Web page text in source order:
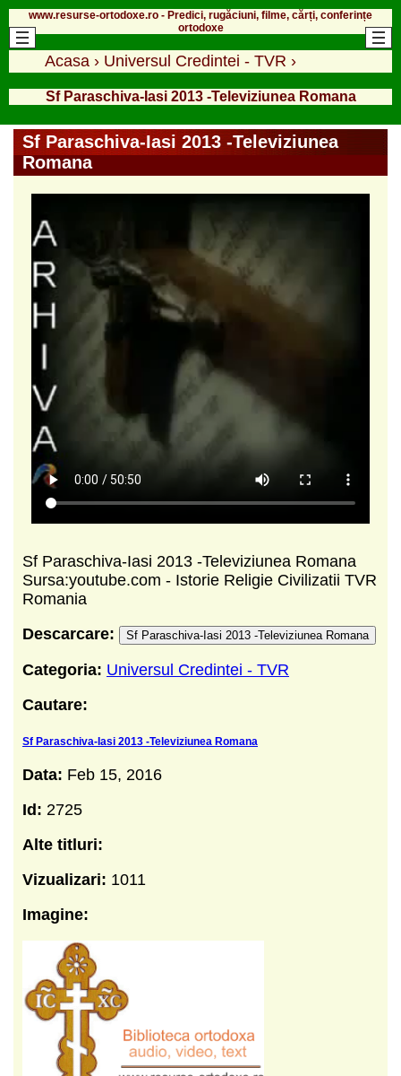
www.resurse-ortodoxe.ro - Predici, rugăciuni, filme, cărți, conferințe
ortodoxe
Acasa › Universul Credintei - TVR ›
Sf Paraschiva-Iasi 2013 -Televiziunea Romana
Sf Paraschiva-Iasi 2013 -Televiziunea
Romana
Sf Paraschiva-Iasi 2013 -Televiziunea Romana
Sursa:youtube.com - Istorie Religie Civilizatii TVR
Romania
Descarcare:
Sf Paraschiva-Iasi 2013 -Televiziunea Romana
Categoria: Universul Credintei - TVR
Cautare:
Sf Paraschiva-Iasi 2013 -Televiziunea Romana
Data: Feb 15, 2016
Id: 2725
Alte titluri:
Vizualizari: 1011
Imagine: